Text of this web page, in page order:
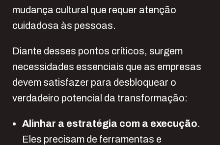
mudança cultural que requer atenção
cuidadosa às pessoas.
Diante desses pontos críticos, surgem
necessidades essenciais que as empresas
devem satisfazer para desbloquear o
verdadeiro potencial da transformação:
Alinhar a estratégia com a execução.
Eles precisam de ferramentas e